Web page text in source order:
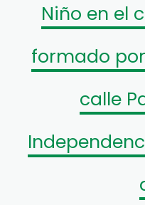
Niño en el
formado
calle